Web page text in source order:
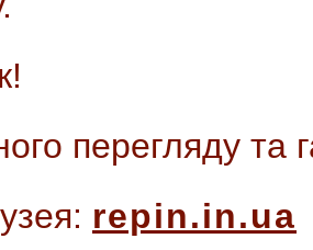
перегляду та
repin.in.ua